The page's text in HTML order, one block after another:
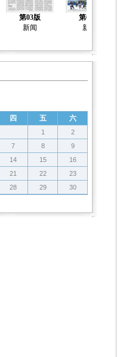
第03版
新闻
第04版
新闻
四 五 六
1
2
7 8
9
14 15
16
21 22
23
28 29 30